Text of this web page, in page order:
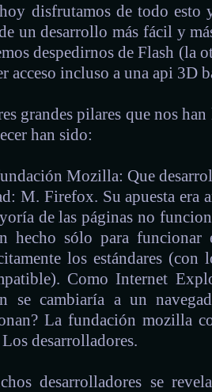
disfrutamos de todo esto
un desarrollo más fácil y
despedirnos de Flash (la
acceso incluso a una api 3D
grandes pilares que nos
han sido:
Mozilla: Que
M. Firefox. Su apuesta era
de las páginas no
hecho sólo para
los estándares (con
Como Internet
se cambiaría a un
La fundación mozilla
desarrolladores.
desarrolladores se